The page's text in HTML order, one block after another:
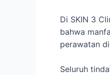
Di SKIN 3
bahwa
perawatan
Seluruh